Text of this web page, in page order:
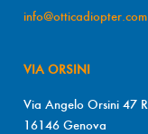
info@otticadiopter.com
VIA ORSINI
Via Angelo Orsini 47 R
16146 Genova